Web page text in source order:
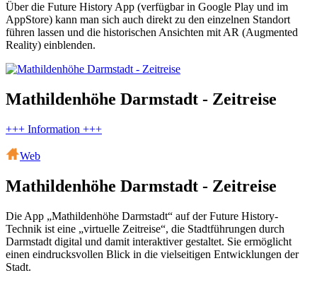
Über die Future History App (verfügbar in Google Play und im
AppStore) kann man sich auch direkt zu den einzelnen Standort
führen lassen und die historischen Ansichten mit AR (Augmented
Reality) einblenden.
Mathildenhöhe Darmstadt - Zeitreise
+++ Information +++
Web
Mathildenhöhe Darmstadt - Zeitreise
Die App „Mathildenhöhe Darmstadt“ auf der Future History-
Technik ist eine „virtuelle Zeitreise“, die Stadtführungen durch
Darmstadt digital und damit interaktiver gestaltet. Sie ermöglicht
einen eindrucksvollen Blick in die vielseitigen Entwicklungen der
Stadt.